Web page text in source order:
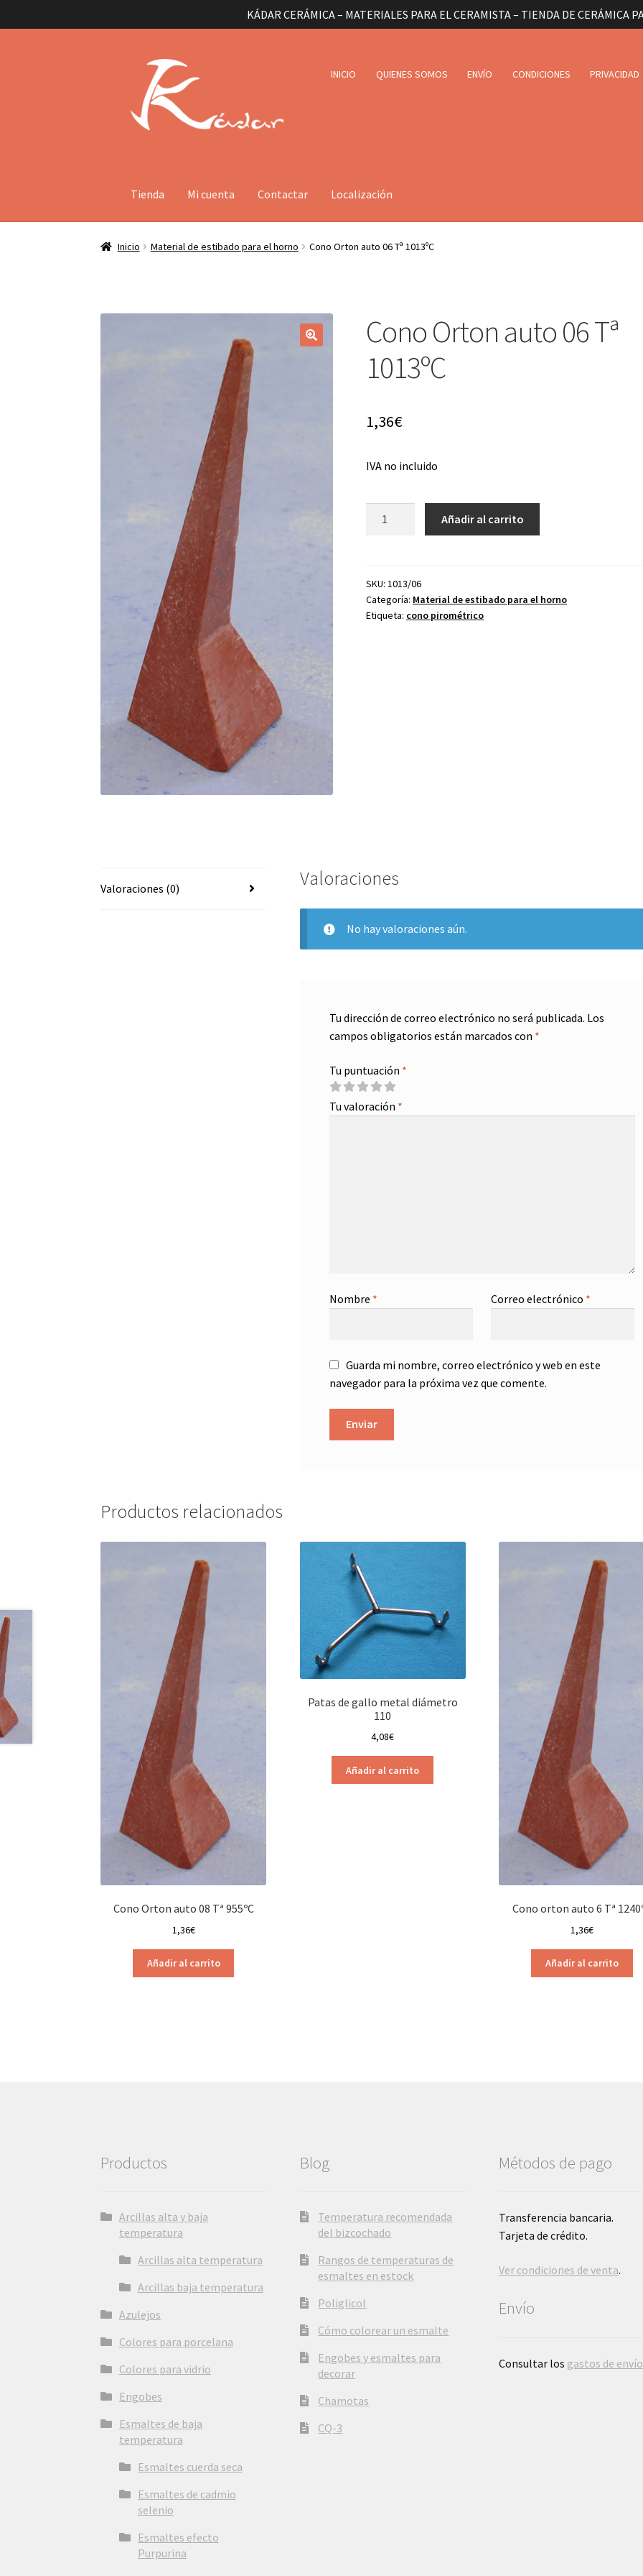
KÁDAR CERÁMICA – MATERIALES PARA EL CERAMISTA – TIENDA DE CERÁMICA
navegación
contenido
INICIO QUIENES SOMOS ENVÍO CONDICIONES PRIVACIDAD
Tienda Mi cuenta Contactar Localización
Inicio Material de estibado para el horno Cono Orton auto 06 Tª 1013ºC
Cono Orton auto 06 Tª
1013ºC
1,36€
IVA no incluido
Tª
1013ºC
cantidad
Añadir al carrito
SKU:1013/06
Categoría: Material de estibado para el horno
Etiqueta: cono pirométrico
Valoraciones (0) Valoraciones
No hay valoraciones aún.
Tu dirección de correo electrónico no será publicada. Los
campos obligatorios están marcados con *
Tu puntuación *
Tu valoración *
Nombre * Correo electrónico *
Guarda mi nombre, correo electrónico y web en este
navegador para la próxima vez que comente.
Productos relacionados
Cono Orton auto 08 Tª 955ºC
1,36€
Añadir al carrito
Patas de gallo metal diámetro
110
4,08€
Añadir al carrito
Cono orton auto 6 Tª
1,36€
Añadir al carrito
Productos
Arcillas alta y baja
temperatura
Arcillas alta temperatura
Arcillas baja temperatura
Azulejos
Colores para porcelana
Colores para vidrio
Engobes
Esmaltes de baja
temperatura
Esmaltes cuerda seca
Esmaltes de cadmio
selenio
Esmaltes efecto
Purpurina
Blog
Temperatura recomendada
del bizcochado
Rangos de temperaturas de
esmaltes en estock
Poliglicol
Cómo colorear un esmalte
Engobes y esmaltes para
decorar
Chamotas
CQ-3
Métodos de pago
Transferencia bancaria.
Tarjeta de crédito.
Ver condiciones de venta.
Envío
Consultar los gastos de envío